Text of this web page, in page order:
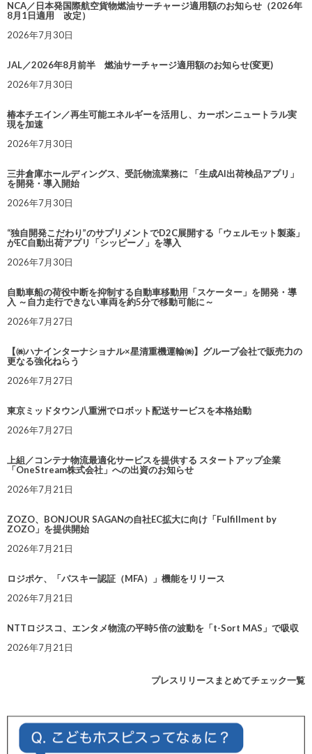
NCA／日本発国際航空貨物燃油サーチャージ適用額のお知らせ（2026年
8月1日適用 改定）
2026年7月30日
JAL／2026年8月前半 燃油サーチャージ適用額のお知らせ(変更)
2026年7月30日
椿本チエイン／再生可能エネルギーを活用し、カーボンニュートラル実
現を加速
2026年7月30日
三井倉庫ホールディングス、受託物流業務に 「生成AI出荷検品アプリ」
を開発・導入開始
2026年7月30日
“独自開発こだわり”のサプリメントでD2C展開する「ウェルモット製薬」
がEC自動出荷アプリ「シッピーノ」を導入
2026年7月30日
自動車船の荷役中断を抑制する自動車移動用「スケーター」を開発・導
入 ～自力走行できない車両を約5分で移動可能に～
2026年7月27日
【㈱ハナインターナショナル×星清重機運輸㈱】グループ会社で販売力の
更なる強化ねらう
2026年7月27日
東京ミッドタウン八重洲でロボット配送サービスを本格始動
2026年7月27日
上組／コンテナ物流最適化サービスを提供する スタートアップ企業
「OneStream株式会社」への出資のお知らせ
2026年7月21日
ZOZO、BONJOUR SAGANの自社EC拡大に向け「Fulfillment by
ZOZO」を提供開始
2026年7月21日
ロジポケ、「パスキー認証（MFA）」機能をリリース
2026年7月21日
NTTロジスコ、エンタメ物流の平時5倍の波動を「t-Sort MAS」で吸収
2026年7月21日
プレスリリースまとめてチェック一覧